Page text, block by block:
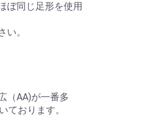
ぼ同じ足形を使用
。
（AA)が一番多
ております。